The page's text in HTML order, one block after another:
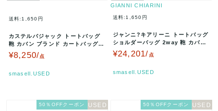
送料:1,650円
カステルバジャック トートバッグ
鞄 カバン ブランド カートバッグ
ゴルフ メンズ レディース ネ…
¥8,250/点
smasell.USED
GIANNI CHIARINI
送料:1,650円
ジャンニ?キアリーニ トートバッグ
ショルダーバッグ 2way 鞄 カバン
ブランド レディース ベ…
¥24,201/ 点
smasell.USED
50％OFFクーポン 50％OFFクーポン